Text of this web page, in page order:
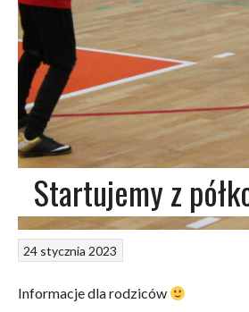
Startujemy z
24 stycznia 2023
Informacje dla rodziców